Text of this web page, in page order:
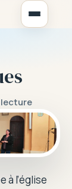
lecture
à l’église